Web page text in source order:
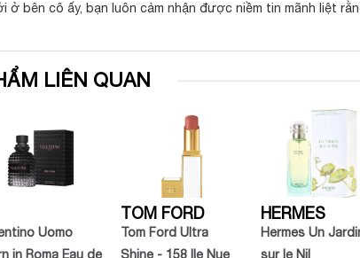
bên cô ấy, bạn luôn cảm nhận được niềm tin mãnh liệt
LIÊN QUAN
Uomo
in Roma Eau de
TOM FORD
Tom Ford Ultra
Shine - 158 Ile Nue
HERMES
Hermes Un
sur le Nil